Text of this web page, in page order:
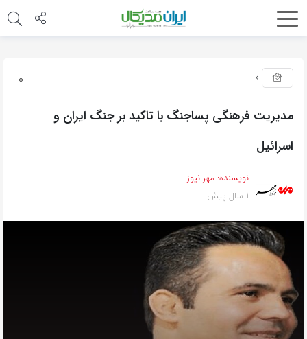
0
مدیریت فرهنگی پساجنگ با تاکید بر جنگ ایران و
اسرائیل
نویسنده: مهر نیوز
1 سال پیش